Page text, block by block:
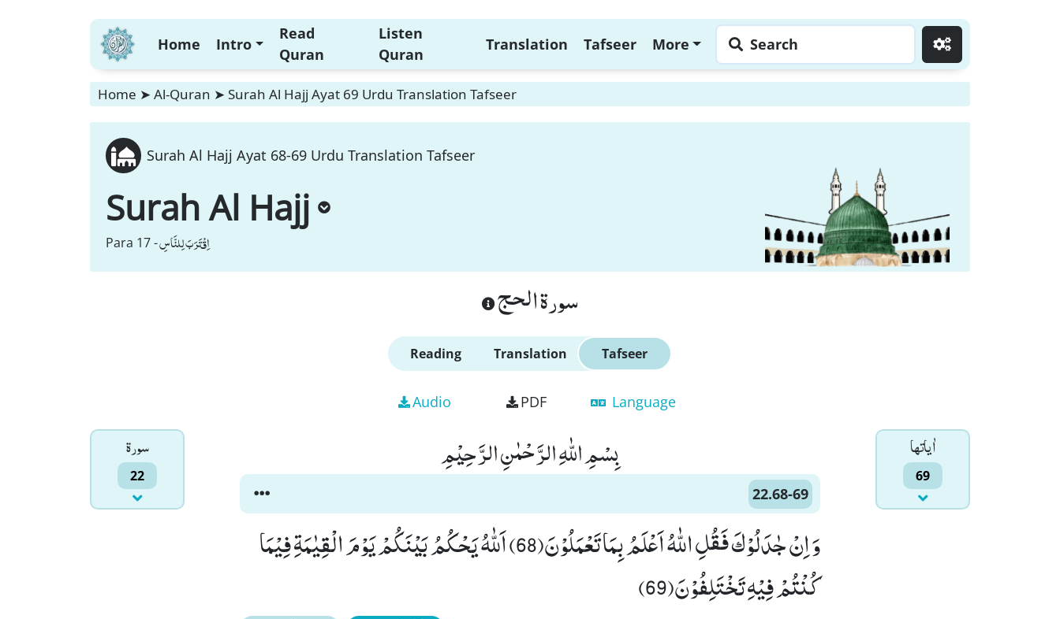
Home Intro
Read
Quran
Listen
Quran
Translation Tafseer More Search
Home ➤ Al-Quran ➤ Surah Al Hajj Ayat 69 Urdu Translation Tafseer
Surah Al Hajj Ayat 68-69 Urdu Translation Tafseer
Surah Al Hajj
Para 17 -اِقْتَرَبَ لِلنَّاسِ
سورة الحج
Reading Translation Tafseer
Audio PDF Language
سورۃ
22
اٰياتها
69
بِسْمِ اللّٰهِ الرَّحْمٰنِ الرَّحِیْمِ
22.68-69
وَ اِنْ جٰدَلُوْكَ فَقُلِ اللّٰهُ اَعْلَمُ بِمَا تَعْمَلُوْنَ(68) اَللّٰهُ یَحْكُمُ بَیْنَكُمْ یَوْمَ الْقِیٰمَةِ فِیْمَا
كُنْتُمْ فِیْهِ تَخْتَلِفُوْنَ(69)